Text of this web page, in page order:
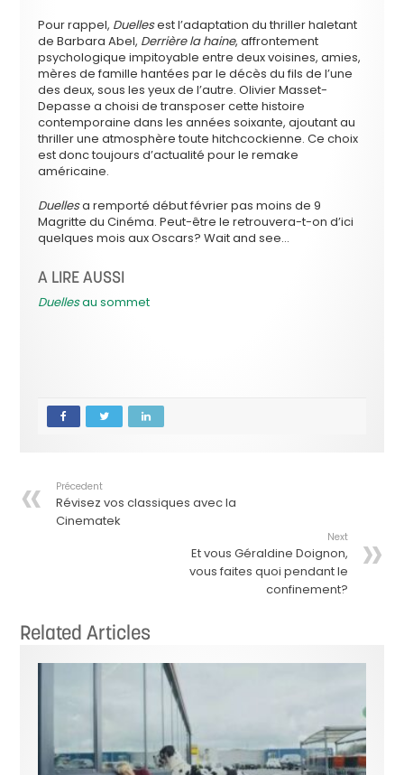
Pour rappel, Duellesest l’adaptation du thriller haletant
de Barbara Abel, Derrière la haine, affrontement
psychologique impitoyable entre deux voisines, amies,
mères de famille hantées par le décès du fils de l’une
des deux, sous les yeux de l’autre. Olivier Masset-
Depasse a choisi de transposer cette histoire
contemporaine dans les années soixante, ajoutant au
thriller une atmosphère toute hitchcockienne. Ce choix
est donc toujours d’actualité pour le remake
américaine.
Duellesa remporté début février pas moins de 9
Magritte du Cinéma. Peut-être le retrouvera-t-on d’ici
quelques mois aux Oscars? Wait and see…
A LIRE AUSSI
Duellesau sommet
Précedent
Révisez vos classiques avec la
Cinematek
Next
Et vous Géraldine Doignon,
vous faites quoi pendant le
confinement?
Related Articles